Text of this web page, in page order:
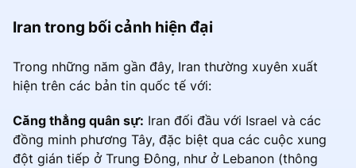
Iran trong bối cảnh hiện đại
Trong những năm gần đây, Iran thường xuyên xuất
hiện trên các bản tin quốc tế với:
Căng thẳng quân sự: Iran đối đầu với Israel và các
đồng minh phương Tây, đặc biệt qua các cuộc xung
đột gián tiếp ở Trung Đông, như ở Lebanon (thông